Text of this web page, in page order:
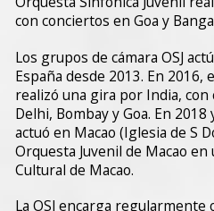
con conciertos en Goa y
Los grupos de cámara OSJ
España desde 2013. En 2016,
realizó una gira por India,
Delhi, Bombay y Goa. En 2018
actuó en Macao (Iglesia de S
Orquesta Juvenil de Macao
Cultural de Macao.
La OSJ encarga regularmente